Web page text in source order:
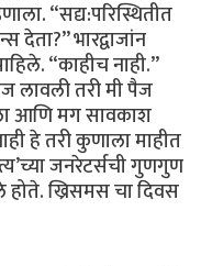
“सद्य:परिस्थितीत
देता?” भारद्वाजांन
“काहीच नाही.”
लावली तरी मी पैज
आणि मग सावकाश
हे तरी कुणाला माहीत
जनरेटर्सची गुणगुण
ख्रिसमस चा दिवस